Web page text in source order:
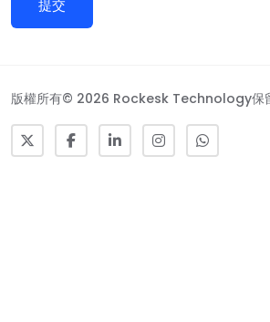
版權所有© 2026 Rockesk Technology保